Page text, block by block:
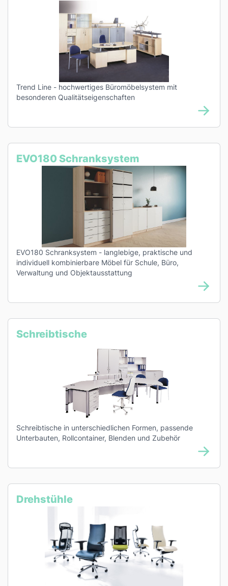
Trend Line - hochwertiges Büromöbelsystem mit
besonderen Qualitätseigenschaften
EVO180 Schranksystem
EVO180 Schranksystem - langlebige, praktische und
individuell kombinierbare Möbel für Schule, Büro,
Verwaltung und Objektausstattung
Schreibtische
Schreibtische in unterschiedlichen Formen, passende
Unterbauten, Rollcontainer, Blenden und Zubehör
Drehstühle